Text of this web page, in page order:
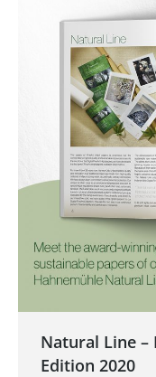
Natural Line
Edition 2020